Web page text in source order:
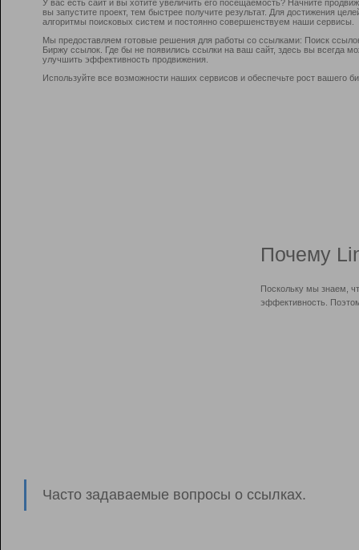
У вас есть сайт и вы хотите увеличить его посещаемость? Начните
вы запустите проект, тем быстрее получите результат. Для достижения
алгоритмы поисковых систем и постоянно совершенствуем наши сервисы.
Мы предоставляем готовые решения для работы со ссылками: Поиск
Биржу ссылок. Где бы не появились ссылки на ваш сайт, здесь вы всегда
улучшить эффективность продвижения.
Используйте все возможности наших сервисов и обеспечьте рост вашего
Почему
Поскольку мы знаем,
эффективность.
Часто задаваемые вопросы о ссылках.